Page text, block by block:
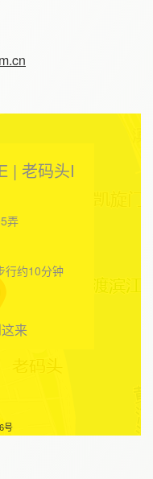
号
| 老码头I
弄
行约10分钟
来